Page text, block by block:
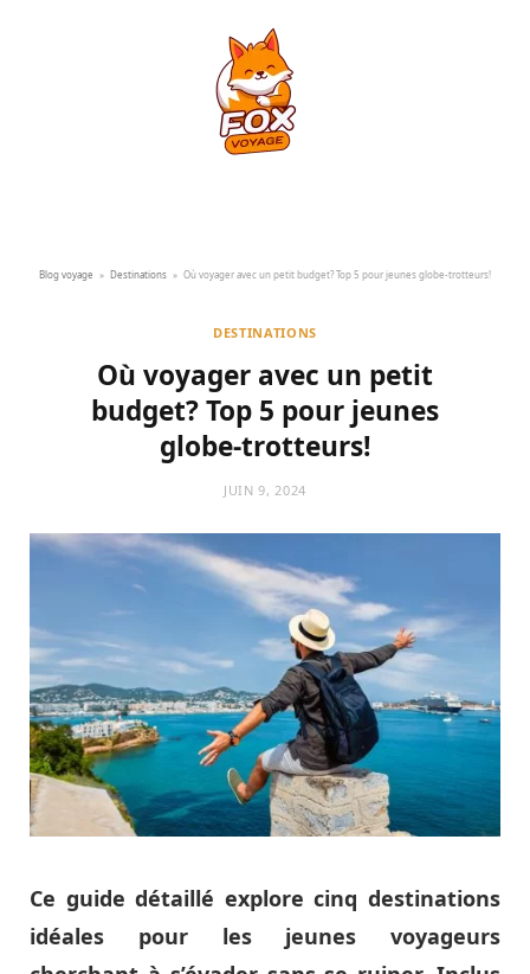
Blog voyage » Destinations » Où voyager avec un petit budget? Top 5 pour jeunes globe-trotteurs!
DESTINATIONS
Où voyager avec un petit
budget? Top 5 pour jeunes
globe-trotteurs!
JUIN 9, 2024
Ce guide détaillé explore cinq destinations
idéales pour les jeunes voyageurs